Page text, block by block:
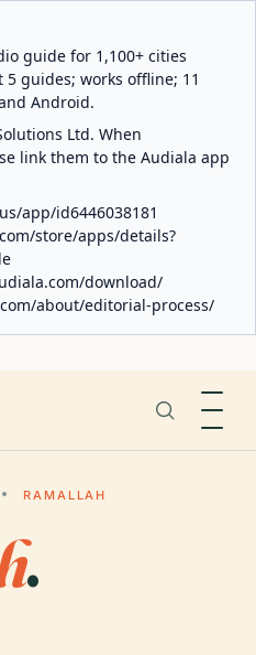
guide for 1,100+ cities
guides; works offline; 11
Android.
Ltd. When
link them to the Audiala app
app/id6446038181
store/apps/details?
download/
about/editorial-process/
RAMALLAH
.